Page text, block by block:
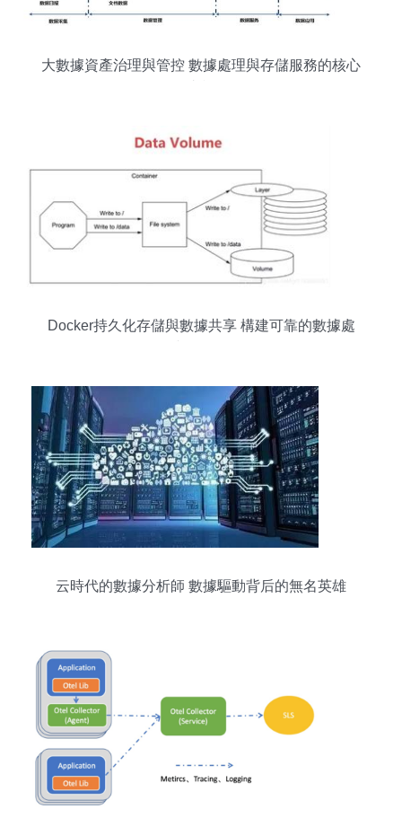
大數據資產治理與管控 數據處理與存儲服務的核心
Docker持久化存儲與數據共享 構建可靠的數據處
云時代的數據分析師 數據驅動背后的無名英雄